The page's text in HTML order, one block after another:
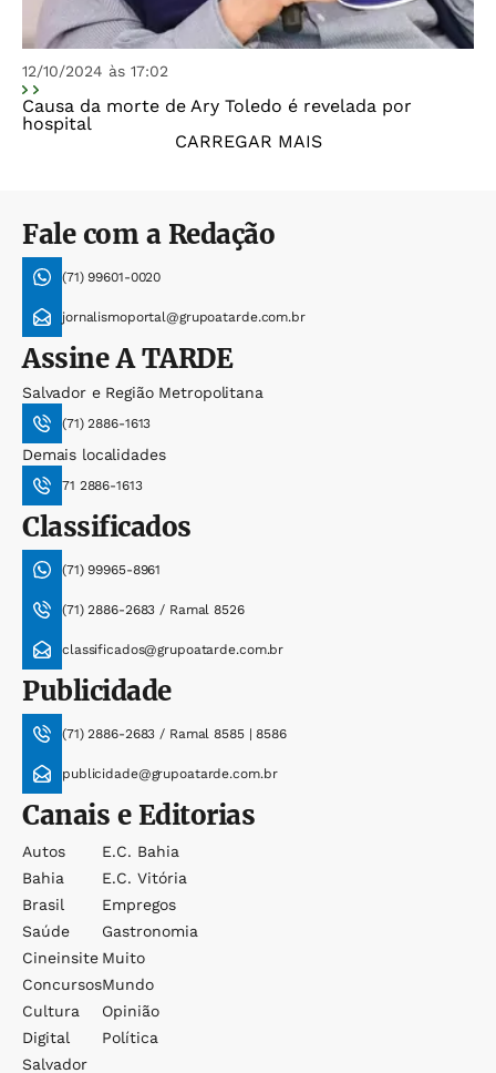
12/10/2024 às 17:02
Causa da morte de Ary Toledo é revelada por
hospital
CARREGAR MAIS
Fale com a Redação
(71) 99601-0020
jornalismoportal@grupoatarde.com.br
AssineA TARDE
Salvador e Região Metropolitana
(71) 2886-1613
Demais localidades
71 2886-1613
Classificados
(71) 99965-8961
(71) 2886-2683 / Ramal 8526
classificados@grupoatarde.com.br
Publicidade
(71) 2886-2683 / Ramal 8585 | 8586
publicidade@grupoatarde.com.br
Canais e Editorias
Autos
Bahia
Brasil
Saúde
Cineinsite
Concursos
Cultura
Digital
Salvador
E.c. Bahia
E.c. Vitória
Empregos
Gastronomia
Muito
Mundo
Opinião
Política